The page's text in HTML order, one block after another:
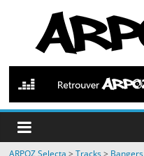
contenu
ARPOZ
Selecta
by
ARPOZ Selecta >Tracks> Bangers